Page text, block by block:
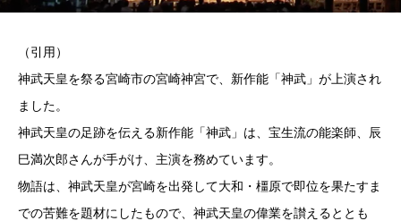
（引用）
神武天皇を祭る宮崎市の宮崎神宮で、新作能「神武」が上演され
ました。
神武天皇の足跡を伝える新作能「神武」は、宝生流の能楽師、辰
巳満次郎さんが手がけ、主演を務めています。
物語は、神武天皇が宮崎を出発して大和・橿原で即位を果たすま
での苦難を題材にしたもので、神武天皇の偉業を讃えるととも